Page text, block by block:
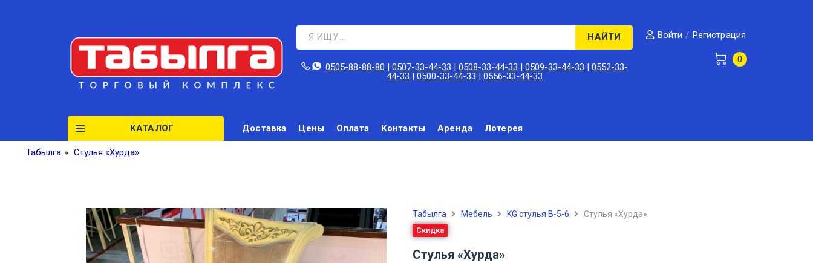
НАЙТИ
0505-88-88-80‬ |0507-33-44-33 |0508-33-44-33 |0509-33-44-33 |0552-33-
44-33 |0500-33-44-33 |0556-33-44-33
Войти / Регистрация
0
КАТАЛОГ Доставка Цены Оплата Контакты Аренда Лотерея
Табылга » Стулья «Хурда»
Табылга Мебель KG стулья В-5-6 Стулья «Хурда»
Скидка
Стулья «Хурда»